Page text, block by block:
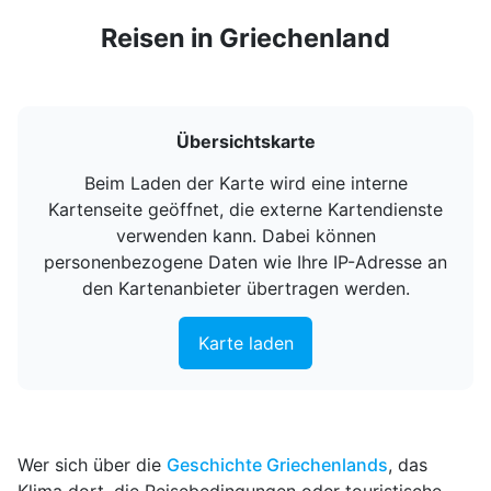
Reisen in Griechenland
Übersichtskarte
Beim Laden der Karte wird eine interne
Kartenseite geöffnet, die externe Kartendienste
verwenden kann. Dabei können
personenbezogene Daten wie Ihre IP-Adresse an
den Kartenanbieter übertragen werden.
Karte laden
Wer sich über die Geschichte Griechenlands, das